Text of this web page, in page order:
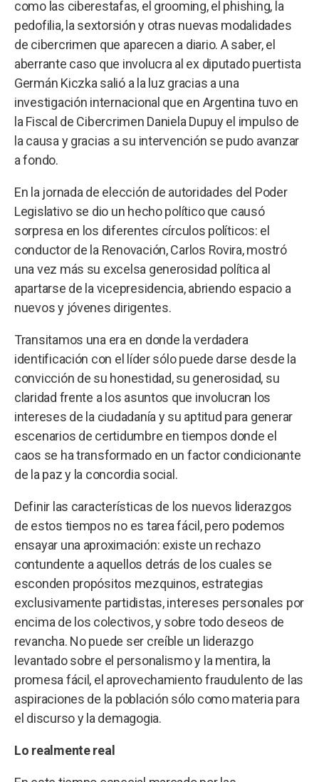
como las ciberestafas, el grooming, el phishing, la
pedofilia, la sextorsión y otras nuevas modalidades
de cibercrimen que aparecen a diario. A saber, el
aberrante caso que involucra al ex diputado puertista
Germán Kiczka salió a la luz gracias a una
investigación internacional que en Argentina tuvo en
la Fiscal de Cibercrimen Daniela Dupuy el impulso de
la causa y gracias a su intervención se pudo avanzar
a fondo.
En la jornada de elección de autoridades del Poder
Legislativo se dio un hecho político que causó
sorpresa en los diferentes círculos políticos: el
conductor de la Renovación, Carlos Rovira, mostró
una vez más su excelsa generosidad política al
apartarse de la vicepresidencia, abriendo espacio a
nuevos y jóvenes dirigentes.
Transitamos una era en donde la verdadera
identificación con el líder sólo puede darse desde la
convicción de su honestidad, su generosidad, su
claridad frente a los asuntos que involucran los
intereses de la ciudadanía y su aptitud para generar
escenarios de certidumbre en tiempos donde el
caos se ha transformado en un factor condicionante
de la paz y la concordia social.
Definir las características de los nuevos liderazgos
de estos tiempos no es tarea fácil, pero podemos
ensayar una aproximación: existe un rechazo
contundente a aquellos detrás de los cuales se
esconden propósitos mezquinos, estrategias
exclusivamente partidistas, intereses personales por
encima de los colectivos, y sobre todo deseos de
revancha. No puede ser creíble un liderazgo
levantado sobre el personalismo y la mentira, la
promesa fácil, el aprovechamiento fraudulento de las
aspiraciones de la población sólo como materia para
el discurso y la demagogia.
Lo realmente real